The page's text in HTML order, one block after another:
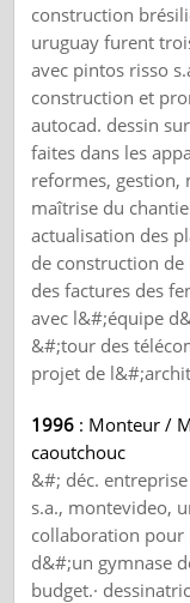
construction
uruguay furent
avec pintos risso
construction et
autocad. dessin
faites dans les
reformes, gestion,
maîtrise du
actualisation des
de construction
des factures des
avec l&#;équipe
&#;tour des
projet de
1996 : Monteur /
caoutchouc
&#; déc.
s.a., montevideo,
collaboration pour
d&#;un gymnase
budget.·